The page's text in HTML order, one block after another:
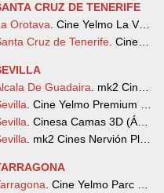
3D
CRUZ DE TENERIFE
Orotava . Cine Yelmo La Villa-
Cruz de Tenerife . Cine
De Guadaira . mk2 Cines
. Cine Yelmo Premium
. Cinesa Camas 3D
. mk2 Cines Nervión Plaza
. Cine Yelmo Parc